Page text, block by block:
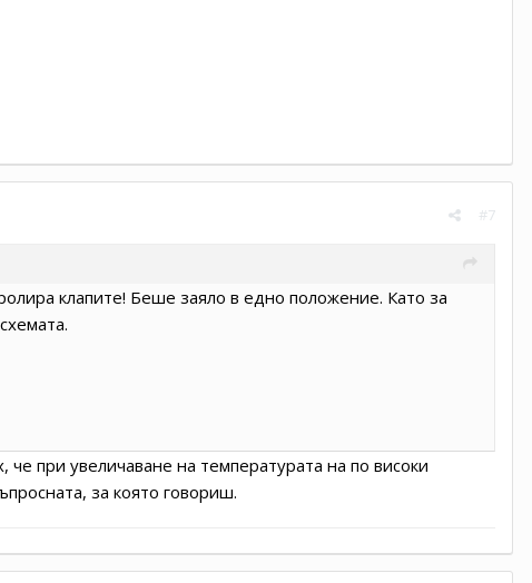
#7
клапите! Беше заяло в едно положение. Като за
че при увеличаване на температурата на по високи
за която говориш.